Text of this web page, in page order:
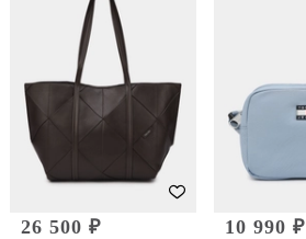
26 500 ₽ 10 990 ₽